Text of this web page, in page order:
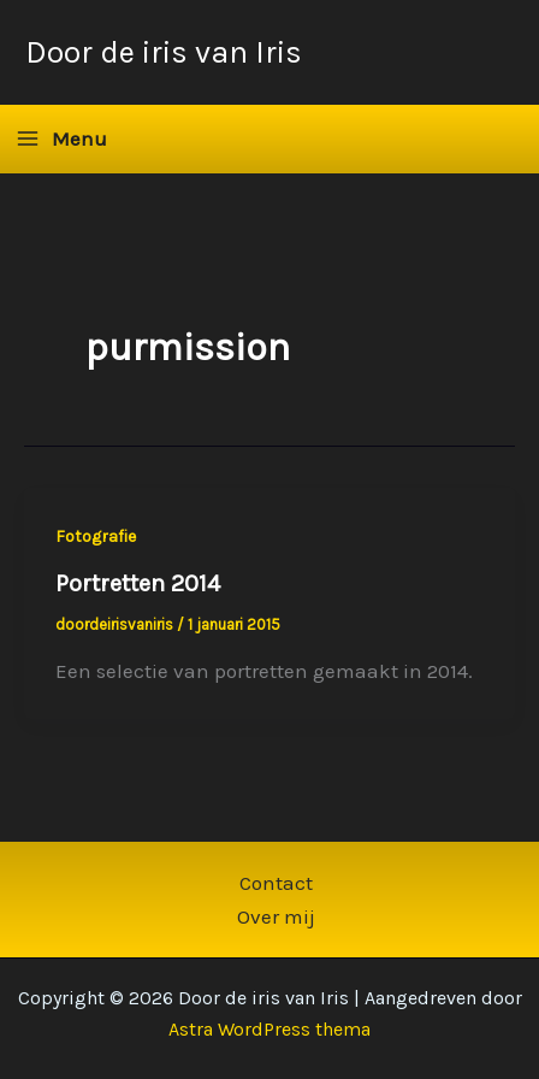
naarDoor de iris van Iris
Menu
purmission
Fotografie
Portretten 2014
doordeirisvaniris / 1 januari 2015
Een selectie van portretten gemaakt in 2014.
Contact
Over mij
Copyright © 2026 Door de iris van Iris | Aangedreven door
Astra WordPress thema